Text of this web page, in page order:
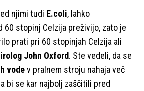
njimi tudi E.coli, lahko
60 stopinj Celzija preživijo, zato je
prati pri 60 stopinjah Celzija ali
John Oxford. Ste vedeli, da se
vodev pralnem stroju nahaja več
bi se kar najbolj zaščitili pred